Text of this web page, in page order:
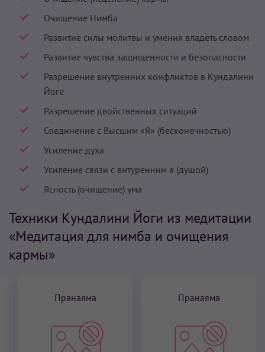
Очищение Нимба
Развитие силы молитвы и умения владеть словом
Развитие чувства защищенности и безопасности
Разрешение внутренних конфликтов в Кундалини
Йоге
Разрешение двойственных ситуаций
Соединение с Высшим «Я» (бесконечностью)
Усиление духа
Усиление связи с внтуренним я (душой)
Ясность (очищение) ума
Техники Кундалини Йоги из медитации
«Медитация для нимба и очищения
кармы»
Пранаяма Пранаяма